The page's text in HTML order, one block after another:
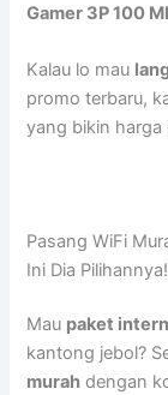
Gamer 3P 100
Kalau lo mau
promo terbaru,
yang bikin harga
Pasang WiFi
Ini Dia Pilihannya!
Mau paket
kantong jebol?
murah dengan